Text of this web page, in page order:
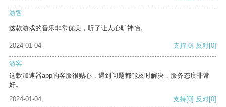
游客
这款游戏的音乐非常优美，听了让人心旷神怡。
2024-01-04 支持[0] 反对[0]
游客
这款加速器app的客服很贴心，遇到问题都能及时解决，服务态度非常
好。
2024-01-04
支持[0] 反对[0]